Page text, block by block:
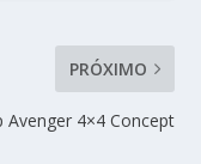
PRÓXIMO
Avenger 4×4 Concept